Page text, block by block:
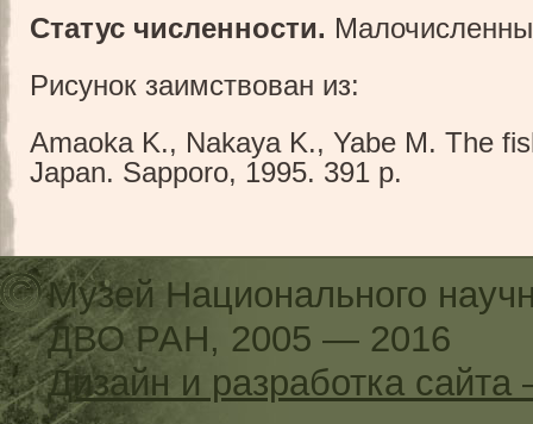
Статус численности.
Рисунок заимствован из:
Amaoka K., Nakaya K., Yabe M. The
Japan. Sapporo, 1995. 391 p.
Музей Национального
ДВО РАН, 2005 — 2016
Дизайн и разработка